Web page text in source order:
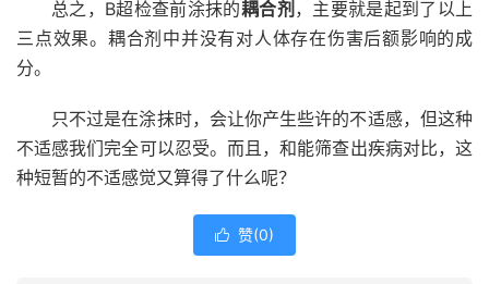
总之，B超检查前涂抹的耦合剂 ，主要就是起到了以上
三点效果。耦合剂中并没有对人体存在伤害后额影响的成
分。
只不过是在涂抹时，会让你产生些许的不适感，但这种
不适感我们完全可以忍受。而且，和能筛查出疾病对比，这
种短暂的不适感觉又算得了什么呢？
 赞(0)